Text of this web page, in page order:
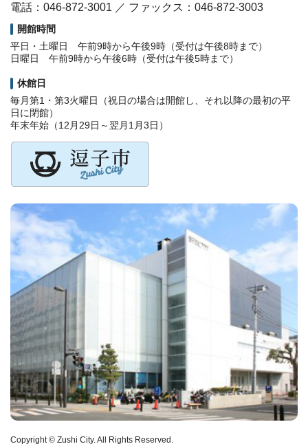
電話：046-872-3001 ／ ファックス：046-872-3003
開館時間
平日・土曜日 午前9時から午後9時（受付は午後8時まで）
日曜日 午前9時から午後6時（受付は午後5時まで）
休館日
毎月第1・第3火曜日（祝日の場合は開館し、それ以降の最初の平
日に閉館）
年末年始（12月29日～翌月1月3日）
Copyright © Zushi City. All Rights Reserved.